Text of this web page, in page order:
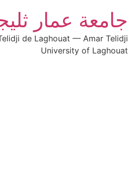
جامعة عمار
de Laghouat — Amar Telidji
University of Laghouat